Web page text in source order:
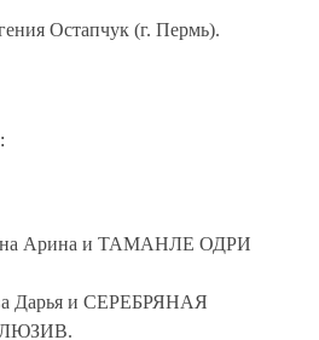
Остапчук (г. Пермь).
Арина и ТАМАНЛЕ ОДРИ
Дарья и СЕРЕБРЯНАЯ